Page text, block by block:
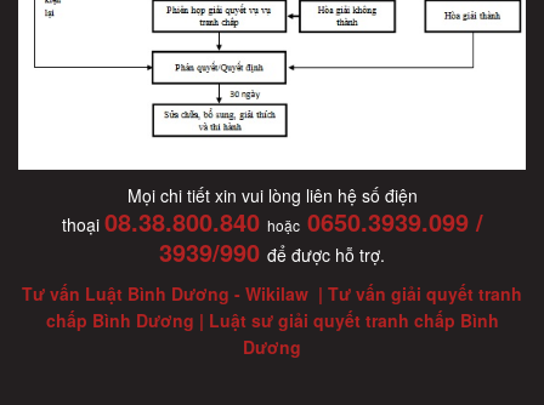
Mọi chi tiết xin vui lòng liên hệ số điện
thoại 08.38.800.840 hoặc0650.3939.099 /
3939/990 để được hỗ trợ.
Tư vấn Luật Bình Dương - Wikilaw | Tư vấn giải quyết tranh
chấp Bình Dương | Luật sư giải quyết tranh chấp Bình
Dương